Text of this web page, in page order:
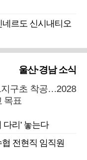
네르도 신시내티오
울산·경남 소식
지구초 착공…2028
목표
리’ 놓는다
전현직 임직원